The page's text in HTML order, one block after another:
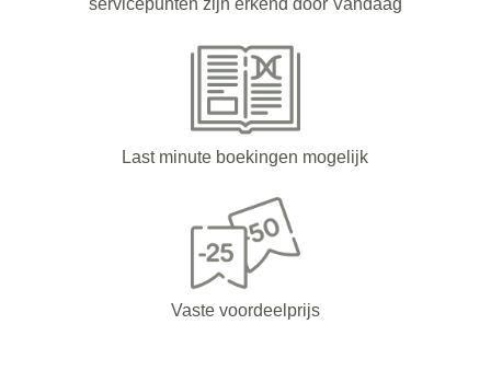
servicepunten zijn erkend door Vandaag
Last minute boekingen mogelijk
Vaste voordeelprijs